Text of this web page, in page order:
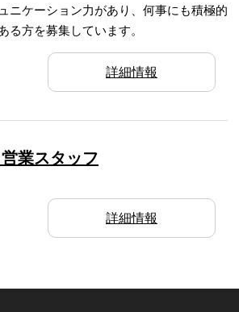
ニケーション力があり、何事にも積極的
る方を募集しています。
詳細情報
業スタッフ
詳細情報